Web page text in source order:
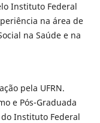
Instituto Federal
na área de
na Saúde e na
pela UFRN.
e Pós-Graduada
Instituto Federal